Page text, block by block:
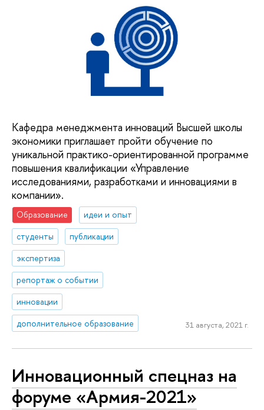
Кафедра менеджмента инноваций Высшей школы
экономики приглашает пройти обучение по
уникальной практико-ориентированной программе
повышения квалификации «Управление
исследованиями, разработками и инновациями в
компании».
Образование
идеи и опыт
студенты
публикации
экспертиза
репортаж о событии
инновации
дополнительное образование
31 августа, 2021 г.
Инновационный спецназ на
форуме «Армия-2021»